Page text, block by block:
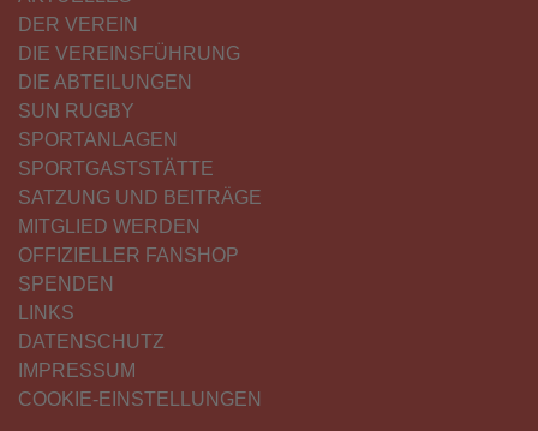
DER VEREIN
DIE VEREINSFÜHRUNG
DIE ABTEILUNGEN
SUN RUGBY
SPORTANLAGEN
SPORTGASTSTÄTTE
SATZUNG UND BEITRÄGE
MITGLIED WERDEN
OFFIZIELLER FANSHOP
SPENDEN
LINKS
DATENSCHUTZ
IMPRESSUM
COOKIE-EINSTELLUNGEN